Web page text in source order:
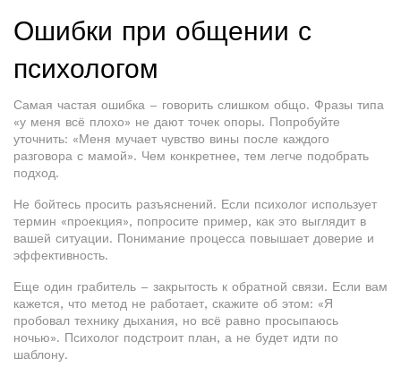
Ошибки при общении с
психологом
Самая частая ошибка – говорить слишком общо. Фразы типа
«у меня всё плохо» не дают точек опоры. Попробуйте
уточнить: «Меня мучает чувство вины после каждого
разговора с мамой». Чем конкретнее, тем легче подобрать
подход.
Не бойтесь просить разъяснений. Если психолог использует
термин «проекция», попросите пример, как это выглядит в
вашей ситуации. Понимание процесса повышает доверие и
эффективность.
Еще один грабитель – закрытость к обратной связи. Если вам
кажется, что метод не работает, скажите об этом: «Я
пробовал технику дыхания, но всё равно просыпаюсь
ночью». Психолог подстроит план, а не будет идти по
шаблону.